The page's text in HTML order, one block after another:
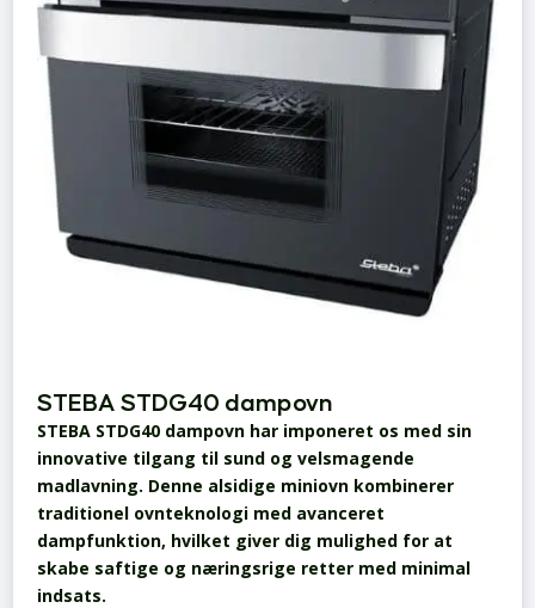
STEBA STDG40 dampovn
STEBA STDG40 dampovn har imponeret os med sin
innovative tilgang til sund og velsmagende
madlavning. Denne alsidige miniovn kombinerer
traditionel ovnteknologi med avanceret
dampfunktion, hvilket giver dig mulighed for at
skabe saftige og næringsrige retter med minimal
indsats.